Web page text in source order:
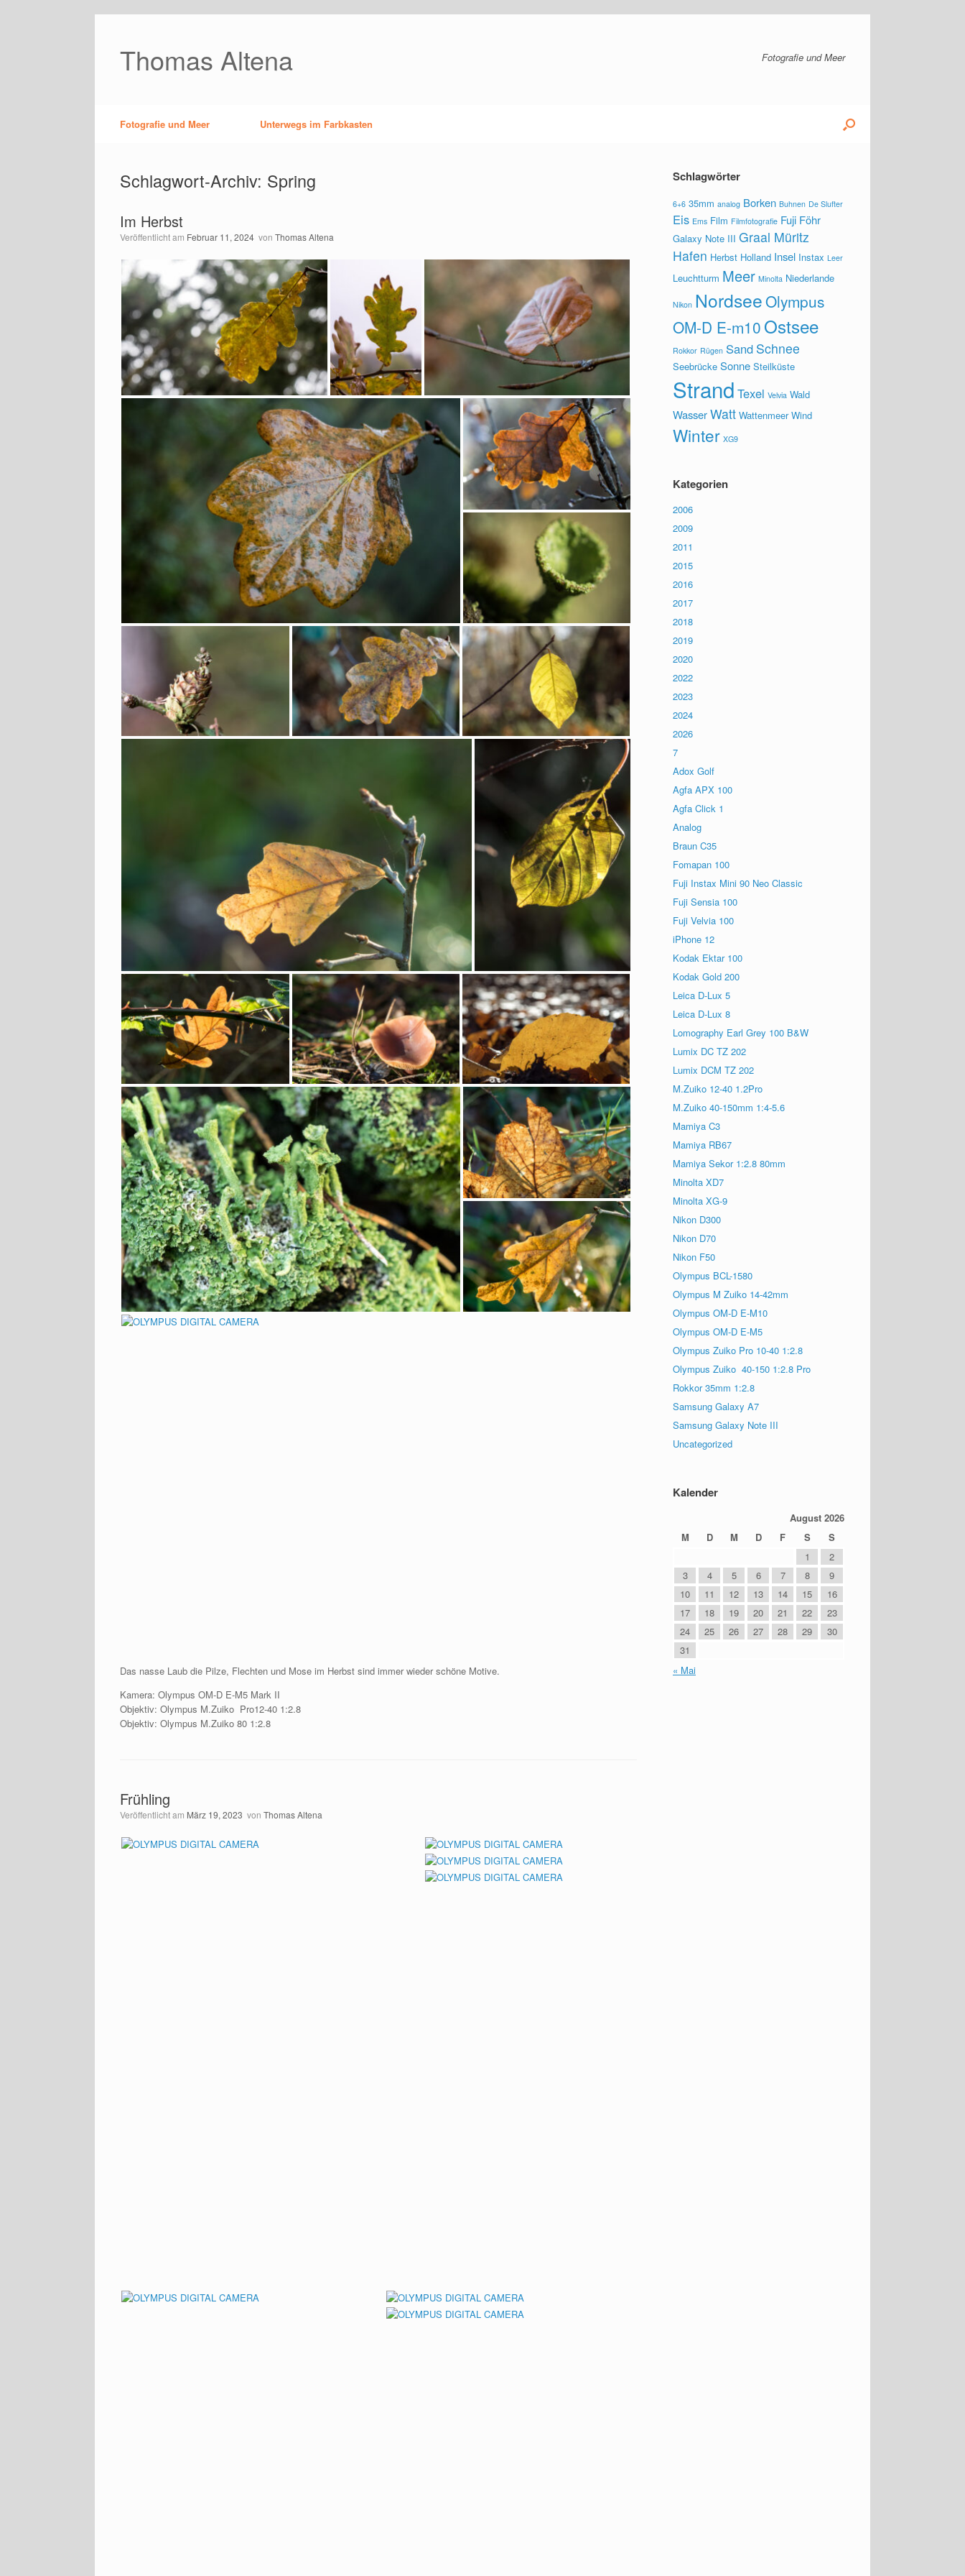
Thomas Altena Fotografie und Meer
Fotografie und Meer Unterwegs im Farbkasten
Schlagwort-Archiv: Spring
Im Herbst
Veröffentlicht am Februar 11, 2024 von Thomas Altena
Das nasse Laub die Pilze, Flechten und Mose im Herbst sind immer wieder schöne Motive.
Kamera: Olympus OM-D E-M5 Mark II
Objektiv: Olympus M.Zuiko Pro12-40 1:2.8
Objektiv: Olympus M.Zuiko 80 1:2.8
Frühling
Veröffentlicht am März 19, 2023 von Thomas Altena
Schlagwörter
6+6 35mm analog Borken Buhnen De Slufter
Eis Ems Film Filmfotografie Fuji Föhr
Galaxy Note III Graal Müritz
Hafen Herbst Holland Insel Instax Leer
Leuchtturm Meer Minolta Niederlande
Nikon NordseeOlympus
OM-D E-m10 Ostsee
Rokkor Rügen Sand Schnee
Seebrücke Sonne Steilküste
Strand Texel Velvia Wald
WasserWatt Wattenmeer Wind
Winter XG9
Kategorien
2006
2009
2011
2015
2016
2017
2018
2019
2020
2022
2023
2024
2026
7
Adox Golf
Agfa APX 100
Agfa Click 1
Analog
Braun C35
Fomapan 100
Fuji Instax Mini 90 Neo Classic
Fuji Sensia 100
Fuji Velvia 100
iPhone 12
Kodak Ektar 100
Kodak Gold 200
Leica D-Lux 5
Leica D-Lux 8
Lomography Earl Grey 100 B&W
Lumix DC TZ 202
Lumix DCM TZ 202
M.Zuiko 12-40 1.2Pro
M.Zuiko 40-150mm 1:4-5.6
Mamiya C3
Mamiya RB67
Mamiya Sekor 1:2.8 80mm
Minolta XD7
Minolta XG-9
Nikon D300
Nikon D70
Nikon F50
Olympus BCL-1580
Olympus M Zuiko 14-42mm
Olympus OM-D E-M10
Olympus OM-D E-M5
Olympus Zuiko Pro 10-40 1:2.8
Olympus Zuiko 40-150 1:2.8 Pro
Rokkor 35mm 1:2.8
Samsung Galaxy A7
Samsung Galaxy Note III
Uncategorized
Kalender
August 2026
M
D M D F S
S
1
2
3
4 5 6 7 8
9
10
11 12 13 14 15
16
17
18 19 20 21 22
23
24
25 26 27 28 29
30
31
« Mai